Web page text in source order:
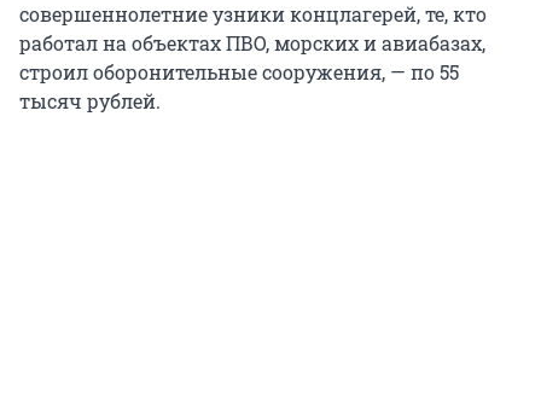
совершеннолетние узники концлагерей, те, кто
работал на объектах ПВО, морских и авиабазах,
строил оборонительные сооружения, — по 55
тысяч рублей.